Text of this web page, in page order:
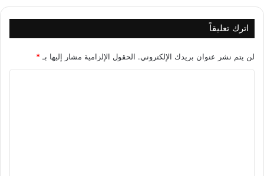
اترك تعليقاً
لن يتم نشر عنوان بريدك الإلكتروني. الحقول الإلزامية مشار إليها بـ *